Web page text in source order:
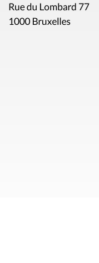
Rue du Lombard 77
1000 Bruxelles